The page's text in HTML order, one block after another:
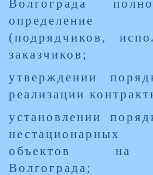
Волгограда
определение
(подрядчиков,
заказчиков;
утверждении
реализации
установлении
объектов на
Волгограда;